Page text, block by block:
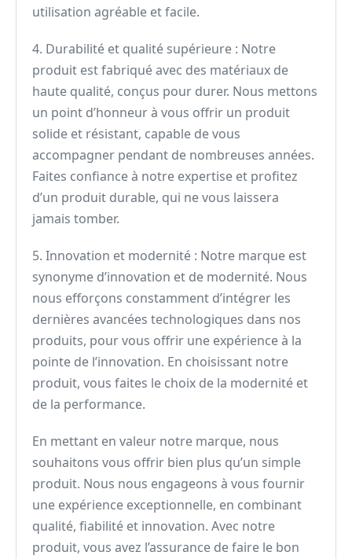
utilisation agréable et facile.
4. Durabilité et qualité supérieure : Notre
produit est fabriqué avec des matériaux de
haute qualité, conçus pour durer. Nous mettons
un point d’honneur à vous offrir un produit
solide et résistant, capable de vous
accompagner pendant de nombreuses années.
Faites confiance à notre expertise et profitez
d’un produit durable, qui ne vous laissera
jamais tomber.
5. Innovation et modernité : Notre marque est
synonyme d’innovation et de modernité. Nous
nous efforçons constamment d’intégrer les
dernières avancées technologiques dans nos
produits, pour vous offrir une expérience à la
pointe de l’innovation. En choisissant notre
produit, vous faites le choix de la modernité et
de la performance.
En mettant en valeur notre marque, nous
souhaitons vous offrir bien plus qu’un simple
produit. Nous nous engageons à vous fournir
une expérience exceptionnelle, en combinant
qualité, fiabilité et innovation. Avec notre
produit, vous avez l’assurance de faire le bon